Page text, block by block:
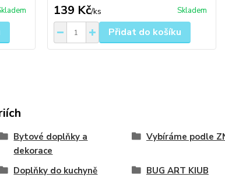
139 Kč/ks Skladem
Přidat do košíku
Bytové doplňky a
dekorace
Vybíráme podle
Doplňky do kuchyně BUG ART KIUB